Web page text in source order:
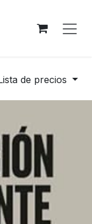
de precios